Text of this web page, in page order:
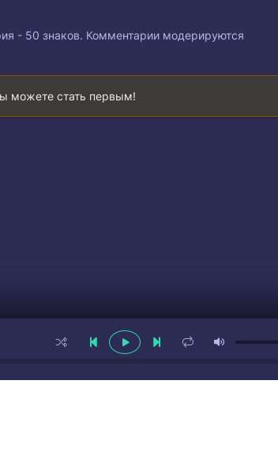
- 50 знаков. Комментарии модерируются
можете стать первым!